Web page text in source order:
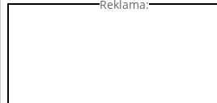
Reklama: